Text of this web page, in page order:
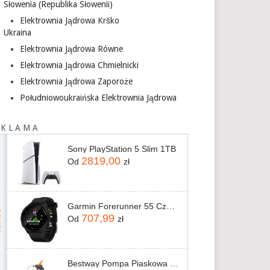
Słowenia (Republika Słowenii)
Elektrownia Jądrowa Krško
Ukraina
Elektrownia Jądrowa Równe
Elektrownia Jądrowa Chmielnicki
Elektrownia Jądrowa Zaporoże
Południowoukraińska Elektrownia Jądrowa
L A M A
Sony PlayStation 5 Slim 1TB
Od 2819,00zł
Od 707,99zł